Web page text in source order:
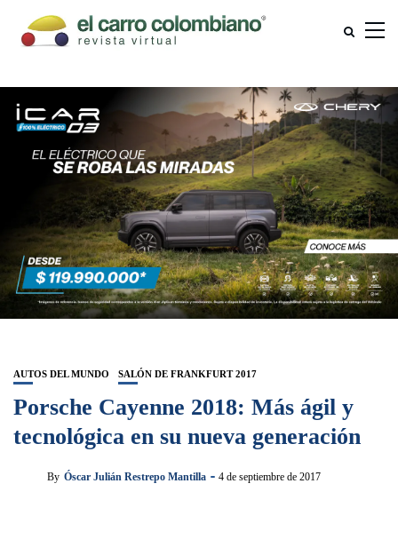
AUTOS DEL MUNDO SALÓN DE FRANKFURT 2017
Porsche Cayenne 2018: Más ágil y
tecnológica en su nueva generación
By Óscar Julián Restrepo Mantilla 4 de septiembre de 2017